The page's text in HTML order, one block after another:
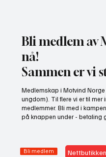
presse fram mer
Bli medlem av
nå!
Sammen er vi
Medlemskap i Motvind Norge
ungdom). Til flere vi er til mer
medlemmer. Bli med i
på knappen under - betaling
Bli medlem Nettbutikken